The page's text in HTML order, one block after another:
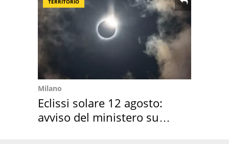
TERRITORIO
Milano
Eclissi solare 12 agosto:
avviso del ministero su